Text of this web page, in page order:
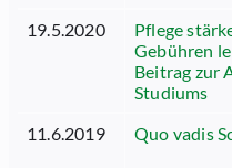
19.5.2020
Pflege
Gebühren
Beitrag zur
Studiums
11.6.2019 Quo vadis